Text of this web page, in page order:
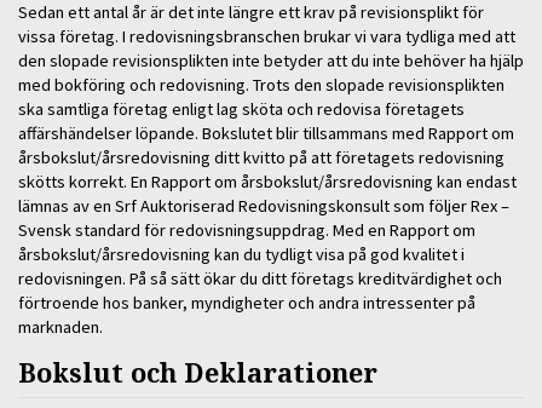
Sedan ett antal år är det inte längre ett krav på revisionsplikt för
vissa företag. I redovisningsbranschen brukar vi vara tydliga med att
den slopade revisionsplikten inte betyder att du inte behöver ha hjälp
med bokföring och redovisning. Trots den slopade revisionsplikten
ska samtliga företag enligt lag sköta och redovisa företagets
affärshändelser löpande. Bokslutet blir tillsammans med Rapport om
årsbokslut/årsredovisning ditt kvitto på att företagets redovisning
skötts korrekt. En Rapport om årsbokslut/årsredovisning kan endast
lämnas av en Srf Auktoriserad Redovisningskonsult som följer Rex –
Svensk standard för redovisningsuppdrag. Med en Rapport om
årsbokslut/årsredovisning kan du tydligt visa på god kvalitet i
redovisningen. På så sätt ökar du ditt företags kreditvärdighet och
förtroende hos banker, myndigheter och andra intressenter på
marknaden.
Bokslut och Deklarationer